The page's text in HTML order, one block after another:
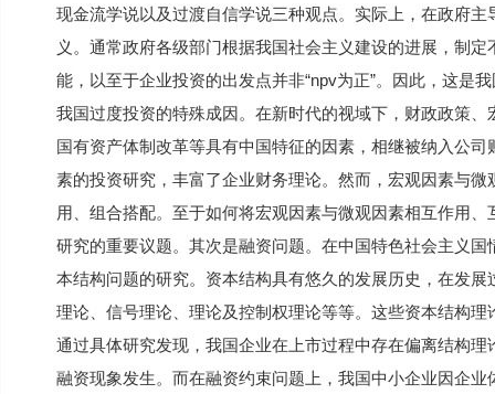
现金流学说以及过渡自信学说三种观点。实际上，在政府
义。通常政府各级部门根据我国社会主义建设的进展，制
能，以至于企业投资的出发点并非“npv为正”。因此，这是
我国过度投资的特殊成因。在新时代的视域下，财政政策
国有资产体制改革等具有中国特征的因素，相继被纳入公
素的投资研究，丰富了企业财务理论。然而，宏观因素与
用、组合搭配。至于如何将宏观因素与微观因素相互作用
研究的重要议题。其次是融资问题。在中国特色社会主义
本结构问题的研究。资本结构具有悠久的发展历史，在发
理论、信号理论、理论及控制权理论等等。这些资本结构
通过具体研究发现，我国企业在上市过程中存在偏离结构
融资现象发生。而在融资约束问题上，我国中小企业因企